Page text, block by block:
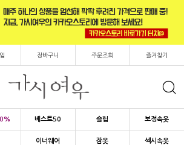
장바구니 주문조회 즐겨찾기
베스트50 슬립 보정속옷
이너웨어 잠옷 섹시속옷